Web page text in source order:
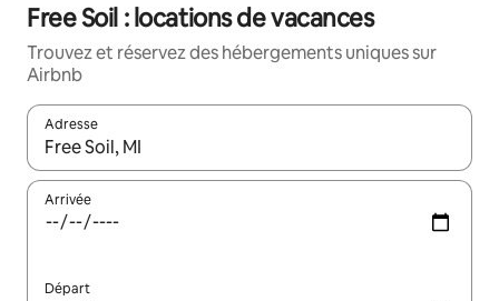
Free Soil : locations de vacances
Trouvez et réservez des hébergements uniques sur
Airbnb
Adresse
Lorsque les résultats s'affichent, utilisez les flèches vers le
Arrivée
Départ